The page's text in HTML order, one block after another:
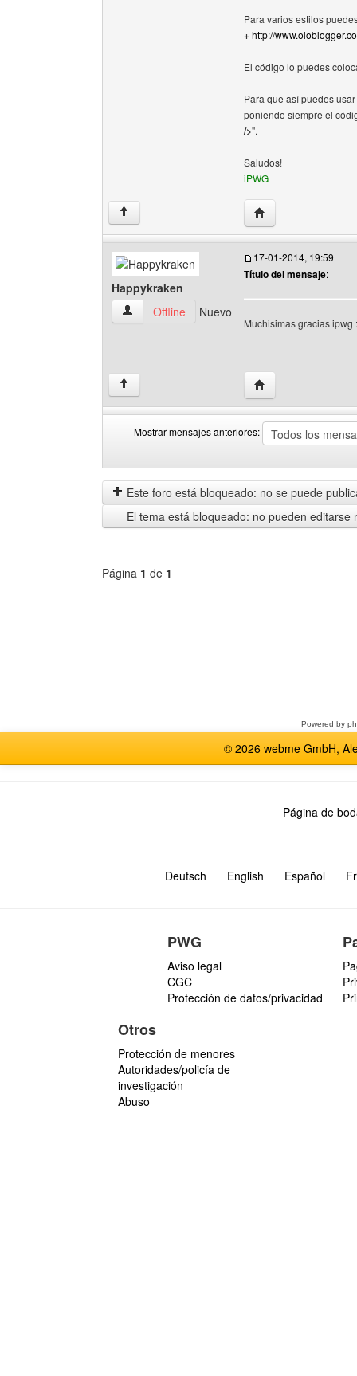
Para varios estilos
+http://
El código lo puedes
Para que así puedes
poniendo siempre el
/>".
Saludos!
iPWG
↑ Visitar sitio web del
Happykraken
Happykraken Ver perfil del usuario
Offline Nuevo
17-01-2014, 19:59
Título del mensaje:
Muchisimas gracias ipwg
↑ Visitar sitio web del
Mostrar mensajes anteriores:
mensajes
anteriores
by
Este foro está bloqueado: no se puede
El tema está bloqueado: no pueden editarse
Página 1 de 1
Powered by
© 2026 webme GmbH,
Página de
Deutsch English Español
PWG
Aviso legal
CGC
Protección de datos/privacidad
Otros
Protección de menores
Autoridades/policía de
investigación
Abuso